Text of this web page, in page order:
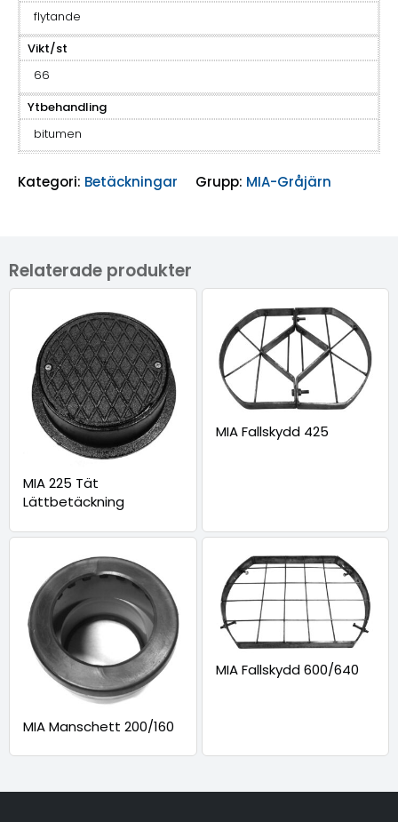
flytande
Vikt/st
66
Ytbehandling
bitumen
Kategori: Betäckningar Grupp: MIA-Gråjärn
Relaterade produkter
MIA 225 Tät
Lättbetäckning
MIA Fallskydd 425
MIA Manschett 200/160
MIA Fallskydd 600/640